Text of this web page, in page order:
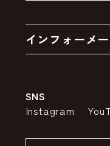
卸販売・大量注文
アウトレットセール
お支払いについて
インフォーメ
特定商取引法の表示
SNS
Instagram